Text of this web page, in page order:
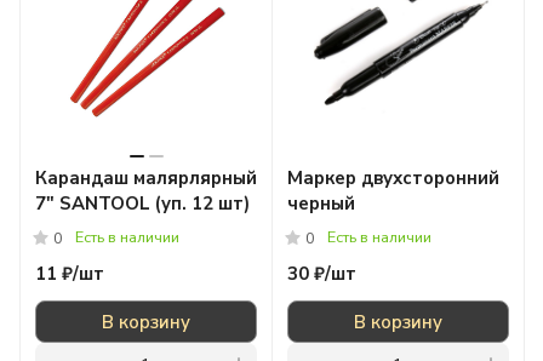
Карандаш малярлярный
7" SANTOOL (уп. 12 шт)
0 Есть в наличии
11 ₽/шт
В корзину
Маркер двухсторонний
черный
0 Есть в наличии
30 ₽/шт
В корзину